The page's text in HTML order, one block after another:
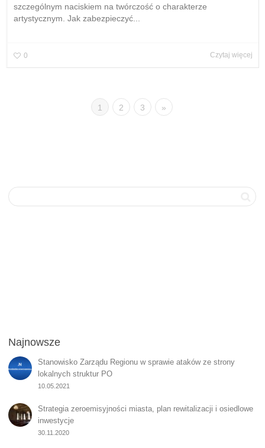
szczególnym naciskiem na twórczość o charakterze
artystycznym. Jak zabezpieczyć...
0 Czytaj więcej
1 2 3 »
Najnowsze
Stanowisko Zarządu Regionu w sprawie ataków ze strony
lokalnych struktur PO
10.05.2021
Strategia zeroemisyjności miasta, plan rewitalizacji i osiedlowe
inwestycje
30.11.2020